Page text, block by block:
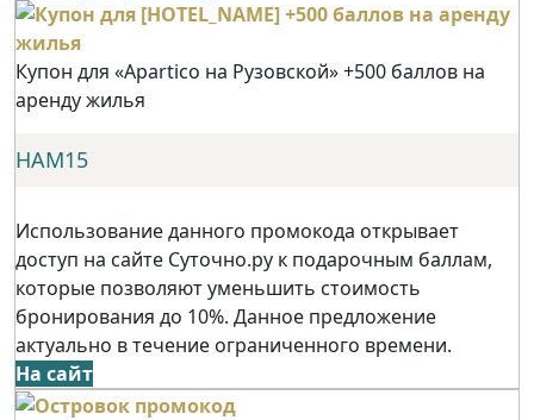
Купон для «Apartico на Рузовской» +500 баллов на
аренду жилья
НАМ15
Использование данного промокода открывает
доступ на сайте Суточно.ру к подарочным баллам,
которые позволяют уменьшить стоимость
бронирования до 10%. Данное предложение
актуально в течение ограниченного времени.
На сайт